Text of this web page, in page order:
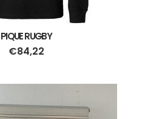
PIQUE RUGBY
€84,22